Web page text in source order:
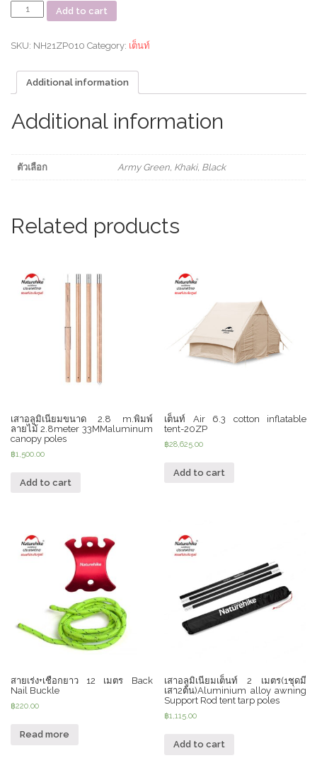
เต็นท์
UPF
Ango
up
tent
for
man
Add to cart
SKU: NH21ZP010 Category: เต็นท์
Additional information
Additional information
ตัวเลือก Army Green, Khaki, Black
Related products
เสาอลูมิเนียมขนาด 2.8 m.พิมพ์
ลายไม้ 2.8meter 33MMaluminum
canopy poles
฿1,500.00
Add to cart
เต็นท์ Air 6.3 cotton inflatable
tent-20ZP
฿28,625.00
Add to cart
สายเร่ง+เชือกยาว 12 เมตร Back
Nail Buckle
฿220.00
Read more
เสาอลูมิเนียมเต็นท์ 2 เมตร(1ชุดมี
เสา2ต้น)Aluminium alloy awning
Support Rod tent tarp poles
฿1,115.00
Add to cart